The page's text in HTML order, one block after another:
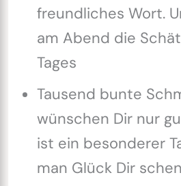
freundliches Wort.
am Abend die
Tages
Tausend bunte
wünschen Dir nur
ist ein besonderer
man Glück Dir